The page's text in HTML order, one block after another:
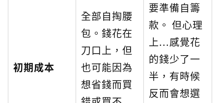
初期成本
全部自掏腰
包。錢花在
刀口上，但
也可能因為
想省錢而買
要準備自籌
款。 但心理
上...感覺花
的錢少了一
半，有時候
反而會想選